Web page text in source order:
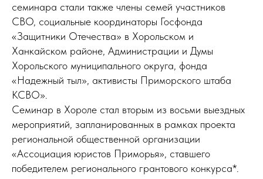
семинара стали также члены семей участников
СВО, социальные координаторы Госфонда
«Защитники Отечества» в Хорольском и
Ханкайском районе, Администрации и Думы
Хорольского муниципального округа, фонда
«Надежный тыл», активисты Приморского штаба
КСВО».
Семинар в Хороле стал вторым из восьми выездных
мероприятий, запланированных в рамках проекта
региональной общественной организации
«Ассоциация юристов Приморья», ставшего
победителем регионального грантового конкурса*.